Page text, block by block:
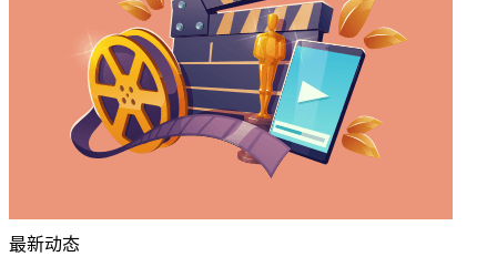
最新动态